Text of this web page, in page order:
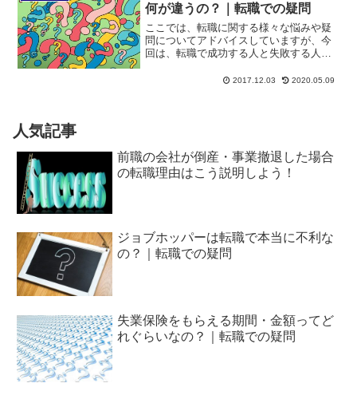
何が違うの？｜転職での疑問
ここでは、転職に関する様々な悩みや疑
問についてアドバイスしていますが、今
回は、転職で成功する人と失敗する人の
は結構大変です。書類選考を通過し、複
2017.12.03 2020.05.09
人気記事
前職の会社が倒産・事業撤退した場合
の転職理由はこう説明しよう！
ジョブホッパーは転職で本当に不利な
の？｜転職での疑問
失業保険をもらえる期間・金額ってど
れぐらいなの？｜転職での疑問